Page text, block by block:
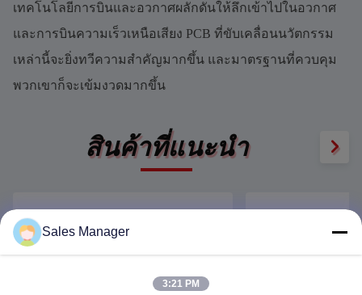
เทคโนโลยีการบินและอวกาศผลักดันให้ลึกเข้าไปในอวกาศ
และการบินความเร็วเหนือเสียง PCB ที่ขับเคลื่อนนวัตกรรม
เหล่านี้จะยิ่งทวีความสำคัญมากขึ้น และมาตรฐานที่ควบคุม
พวกเขาก็จะเข้มงวดมากขึ้น
สินค้าที่แนะนํา
Sales Manager
3:21 PM